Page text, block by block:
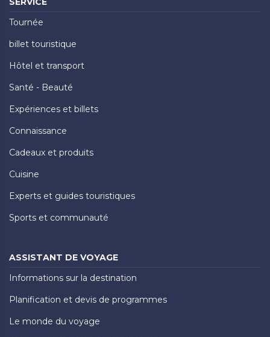
Tournée
billet touristique
Hôtel et transport
Santé - Beauté
Expériences et billets
Connaissance
Cadeaux et produits
Cuisine
Experts et guides touristiques
Sports et communauté
ASSISTANT DE VOYAGE
Informations sur la destination
Planification et devis de programmes
Le monde du voyage